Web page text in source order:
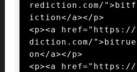
rediction.com/
iction</a></p>
<p><a
diction.com/
on</a></p>
<p><a href="https://